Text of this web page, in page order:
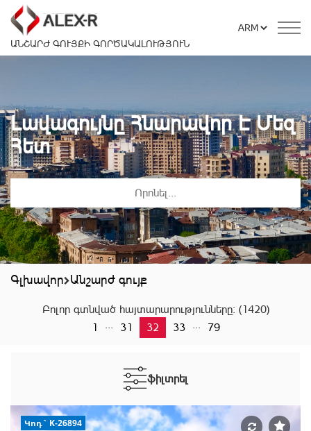
ԱՆՇԱՐԺ ԳՈՒՅՔԻ ԳՈՐԾԱԿԱԼՈՒԹՅՈՒՆ
Լավագույնը Հնարավոր Է Մեզ
Հետ
Գլխավոր Անշարժ գույք
Բոլոր գտնված հայտարարությունները: (1420)
1
... 31 32 33 ... 79
ֆիլտրել
Կոդ` K-26894